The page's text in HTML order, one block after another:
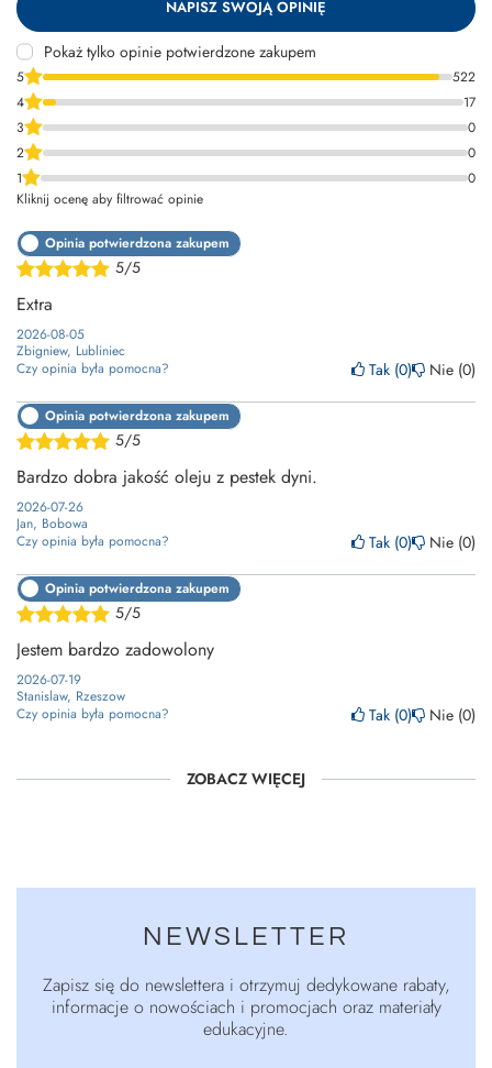
NAPISZ SWOJĄ OPINIĘ
Pokaż tylko opinie potwierdzone zakupem
5
522
4
17
3
0
2
0
1
0
Kliknij ocenę aby filtrować opinie
5/5
Opinia potwierdzona zakupem
Extra
2026-08-05
Zbigniew, Lubliniec
Czy opinia była pomocna?
Tak 0 Nie 0
5/5
Opinia potwierdzona zakupem
Bardzo dobra jakość oleju z pestek dyni.
2026-07-26
Jan, Bobowa
Czy opinia była pomocna?
Tak 0 Nie 0
5/5
Opinia potwierdzona zakupem
Jestem bardzo zadowolony
2026-07-19
Stanislaw, Rzeszow
Czy opinia była pomocna?
Tak 0 Nie 0
ZOBACZ WIĘCEJ
NEWSLETTER
Zapisz się do newslettera i otrzymuj dedykowane rabaty,
informacje o nowościach i promocjach oraz materiały
edukacyjne.